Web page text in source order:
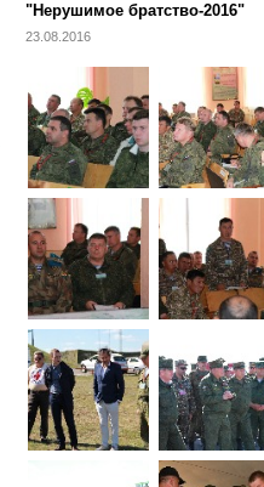
"Нерушимое братство-2016"
23.08.2016